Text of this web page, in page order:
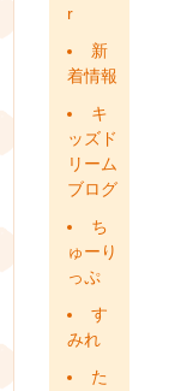
r
新
着情報
キ
ッズド
リーム
ブログ
ち
ゅーり
っぷ
す
みれ
た